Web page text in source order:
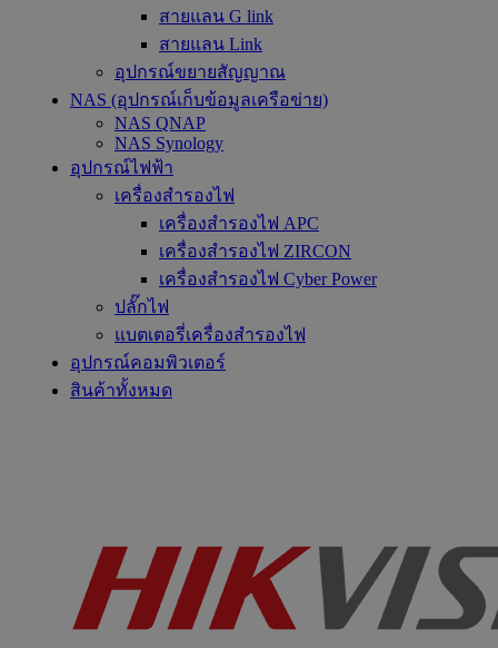
สายแลน G link
สายแลน Link
อุปกรณ์ขยายสัญญาณ
NAS (อุปกรณ์เก็บข้อมูลเครือข่าย)
NAS QNAP
NAS Synology
อุปกรณ์ไฟฟ้า
เครื่องสำรองไฟ
เครื่องสำรองไฟ APC
เครื่องสำรองไฟ ZIRCON
เครื่องสำรองไฟ Cyber Power
ปลั๊กไฟ
แบตเตอรี่เครื่องสำรองไฟ
อุปกรณ์คอมพิวเตอร์
สินค้าทั้งหมด